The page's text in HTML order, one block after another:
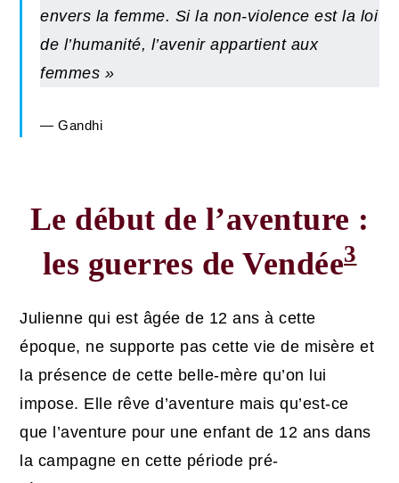
envers la femme. Si la non-violence est la loi
de l’humanité, l’avenir appartient aux
femmes »
Gandhi
Le début de l’aventure :
les guerres de Vendée3
Julienne qui est âgée de 12 ans à cette
époque, ne supporte pas cette vie de misère et
la présence de cette belle-mère qu’on lui
impose. Elle rêve d’aventure mais qu’est-ce
que l’aventure pour une enfant de 12 ans dans
la campagne en cette période pré-